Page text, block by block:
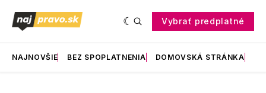
Vybrať predplatné
NAJNOVŠIE BEZ SPOPLATNENIA DOMOVSKÁ STRÁNKA